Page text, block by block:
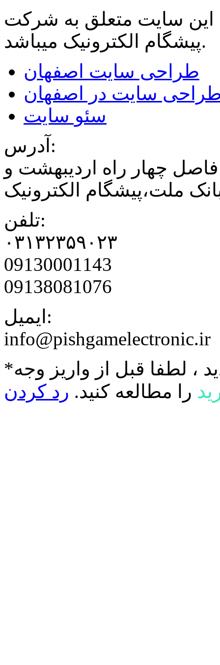
این سایت متعلق به شرکت
پیشگام الکترونیکمیباشد.
طراحی سایت اصفهان
سایت در اصفهان
سئو سایت
آدرس:
چهار راه اردیبهشت و
ملت،پیشگام الکترونیک
تلفن:
۰۳۱۳۲۳۵۹۰۲۳
09130001143
09138081076
ایمیل:
info@pishgamelectronic.ir
، لطفا قبل از واریز وجه
را مطالعه کنید. رد کردن